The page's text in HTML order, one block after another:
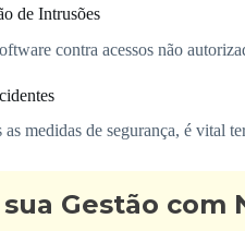
de Intrusões
contra acessos não
medidas de segurança, é vital
Gestão com